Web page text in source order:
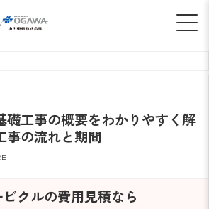
礎工事の概要をわかりやすく解
事の流れと期間
クルの費用見積なら